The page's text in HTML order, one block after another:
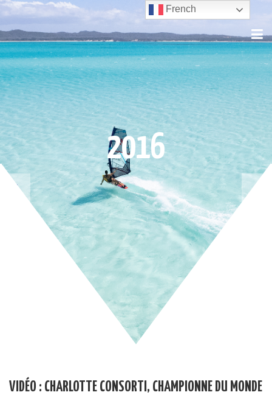
2016
VIDÉO : CHARLOTTE CONSORTI, CHAMPIONNE DU MONDE
French